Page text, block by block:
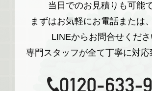
当日でのお見積りも可能で
まずはお気軽にお電話または
LINEからお問合せくださ
専門スタッフが全て丁寧に対応